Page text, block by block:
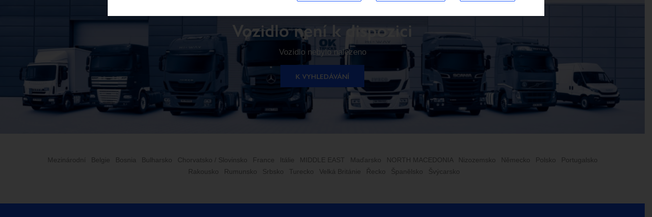
Vozidlo není k dispozici
Vozidlo nebylo nalezeno
K VYHLEDÁVÁNÍ
Mezinárodní Belgie Bosnia Bulharsko Chorvatsko / Slovinsko France Itálie MIDDLE EAST Maďarsko NORTH MACEDONIA Nizozemsko Německo Polsko
Portugalsko
Rakousko
Rumunsko Srbsko Turecko Velká Británie Řecko Španělsko Švýcarsko